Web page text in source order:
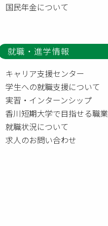
国民年金について
就職・進学情報
キャリア支援センター
学生への就職支援について
実習・インターンシップ
香川短期大学で目指せる職業
就職状況について
求人のお問い合わせ